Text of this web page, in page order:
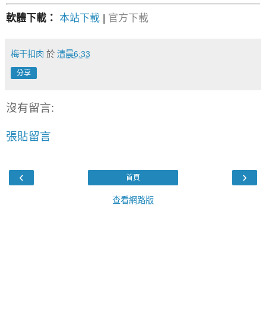
軟體下載： 本站下載 | 官方下載
梅干扣肉 於 清晨6:33
分享
沒有留言:
張貼留言
‹ ›
首頁
查看網路版